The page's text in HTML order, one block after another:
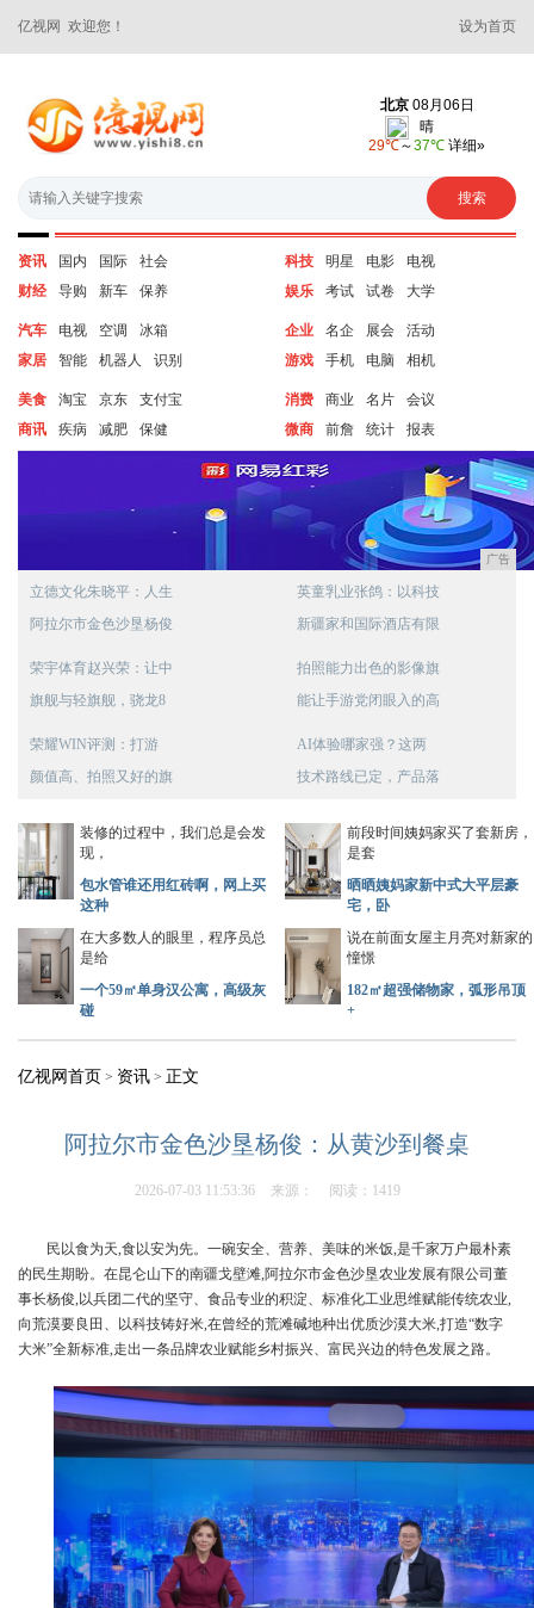
亿视网 欢迎您！ 设为首页
资讯 国内 国际
社会
财经
导购 新车 保养
科技 明星 电影
电视
娱乐
考试 试卷 大学
汽车 电视 空调
冰箱
家居
智能 机器人 识别
企业 名企 展会
活动
游戏
手机 电脑 相机
美食 淘宝 京东
支付宝
商讯
疾病 减肥 保健
消费 商业 名片
会议
微商
前詹 统计 报表
广告
立德文化朱晓平：人生
阿拉尔市金色沙垦杨俊
英童乳业张鸽：以科技
新疆家和国际酒店有限
荣宇体育赵兴荣：让中
旗舰与轻旗舰，骁龙8
拍照能力出色的影像旗
能让手游党闭眼入的高
荣耀WIN评测：打游
颜值高、拍照又好的旗
AI体验哪家强？这两
技术路线已定，产品落
装修的过程中，我们总是会发
现，
包水管谁还用红砖啊，网上买
这种
前段时间姨妈家买了套新房，
是套
晒晒姨妈家新中式大平层豪
宅，卧
在大多数人的眼里，程序员总
是给
一个59㎡单身汉公寓，高级灰
碰
说在前面女屋主月亮对新家的
憧憬
182㎡超强储物家，弧形吊顶
+
亿视网首页 > 资讯 > 正文
阿拉尔市金色沙垦杨俊：从黄沙到餐桌
2026-07-03 11:53:36 来源： 阅读：1419
民以食为天,食以安为先。一碗安全、营养、美味的米饭,是千家万户最朴素
的民生期盼。在昆仑山下的南疆戈壁滩,阿拉尔市金色沙垦农业发展有限公司董
事长杨俊,以兵团二代的坚守、食品专业的积淀、标准化工业思维赋能传统农业,
向荒漠要良田、以科技铸好米,在曾经的荒滩碱地种出优质沙漠大米,打造“数字
大米”全新标准,走出一条品牌农业赋能乡村振兴、富民兴边的特色发展之路。